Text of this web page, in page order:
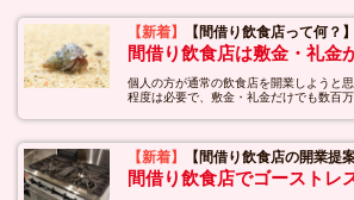
【新着】 【間借り飲食店って何？】
間借り飲食店は敷金・礼金
個人の方が通常の飲食店を開業しようと
程度は必要で、敷金・礼金だけでも数百万
【新着】 【間借り飲食店の開業提
間借り飲食店でゴーストレ